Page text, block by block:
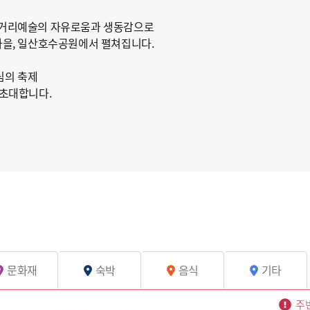
리예술의 자유로움과 생동감으로
, 일산호수공원에서 펼쳐집니다.
의 축제
대합니다.
문화재 숙박 음식 기타
주